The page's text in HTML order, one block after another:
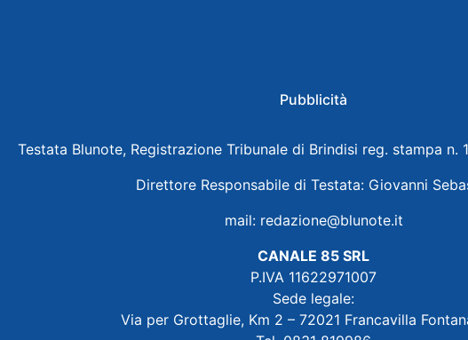
Pubblicità
Testata Blunote, Registrazione Tribunale di Brindisi reg. stampa
Direttore Responsabile di Testata: Giovanni
mail: redazione@blunote.it
CANALE 85 SRL
P.IVA 11622971007
Sede legale:
Via per Grottaglie, Km 2 – 72021 Francavilla